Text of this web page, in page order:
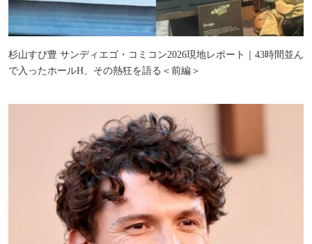
杉山すぴ豊 サンディエゴ・コミコン2026現地レポート｜43時間並ん
で入ったホールH、その熱狂を語る＜前編＞